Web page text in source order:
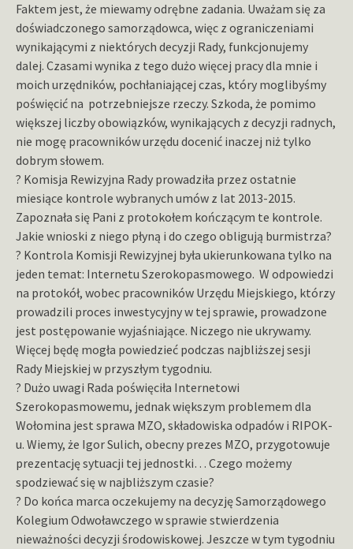
Faktem jest, że miewamy odrębne zadania. Uważam się za
doświadczonego samorządowca, więc z ograniczeniami
wynikającymi z niektórych decyzji Rady, funkcjonujemy
dalej. Czasami wynika z tego dużo więcej pracy dla mnie i
moich urzędników, pochłaniającej czas, który moglibyśmy
poświęcić na potrzebniejsze rzeczy. Szkoda, że pomimo
większej liczby obowiązków, wynikających z decyzji radnych,
nie mogę pracowników urzędu docenić inaczej niż tylko
dobrym słowem.
? Komisja Rewizyjna Rady prowadziła przez ostatnie
miesiące kontrole wybranych umów z lat 2013-2015.
Zapoznała się Pani z protokołem kończącym te kontrole.
Jakie wnioski z niego płyną i do czego obligują burmistrza?
? Kontrola Komisji Rewizyjnej była ukierunkowana tylko na
jeden temat: Internetu Szerokopasmowego. W odpowiedzi
na protokół, wobec pracowników Urzędu Miejskiego, którzy
prowadzili proces inwestycyjny w tej sprawie, prowadzone
jest postępowanie wyjaśniające. Niczego nie ukrywamy.
Więcej będę mogła powiedzieć podczas najbliższej sesji
Rady Miejskiej w przyszłym tygodniu.
? Dużo uwagi Rada poświęciła Internetowi
Szerokopasmowemu, jednak większym problemem dla
Wołomina jest sprawa MZO, składowiska odpadów i RIPOK-
u. Wiemy, że Igor Sulich, obecny prezes MZO, przygotowuje
prezentację sytuacji tej jednostki… Czego możemy
spodziewać się w najbliższym czasie?
? Do końca marca oczekujemy na decyzję Samorządowego
Kolegium Odwoławczego w sprawie stwierdzenia
nieważności decyzji środowiskowej. Jeszcze w tym tygodniu